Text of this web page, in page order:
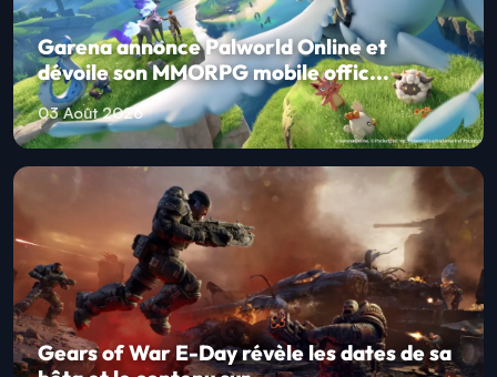
Garena annonce Palworld Online et
dévoile son MMORPG mobile offic...
03 Août 2026
Gears of War E-Day révèle les dates de sa